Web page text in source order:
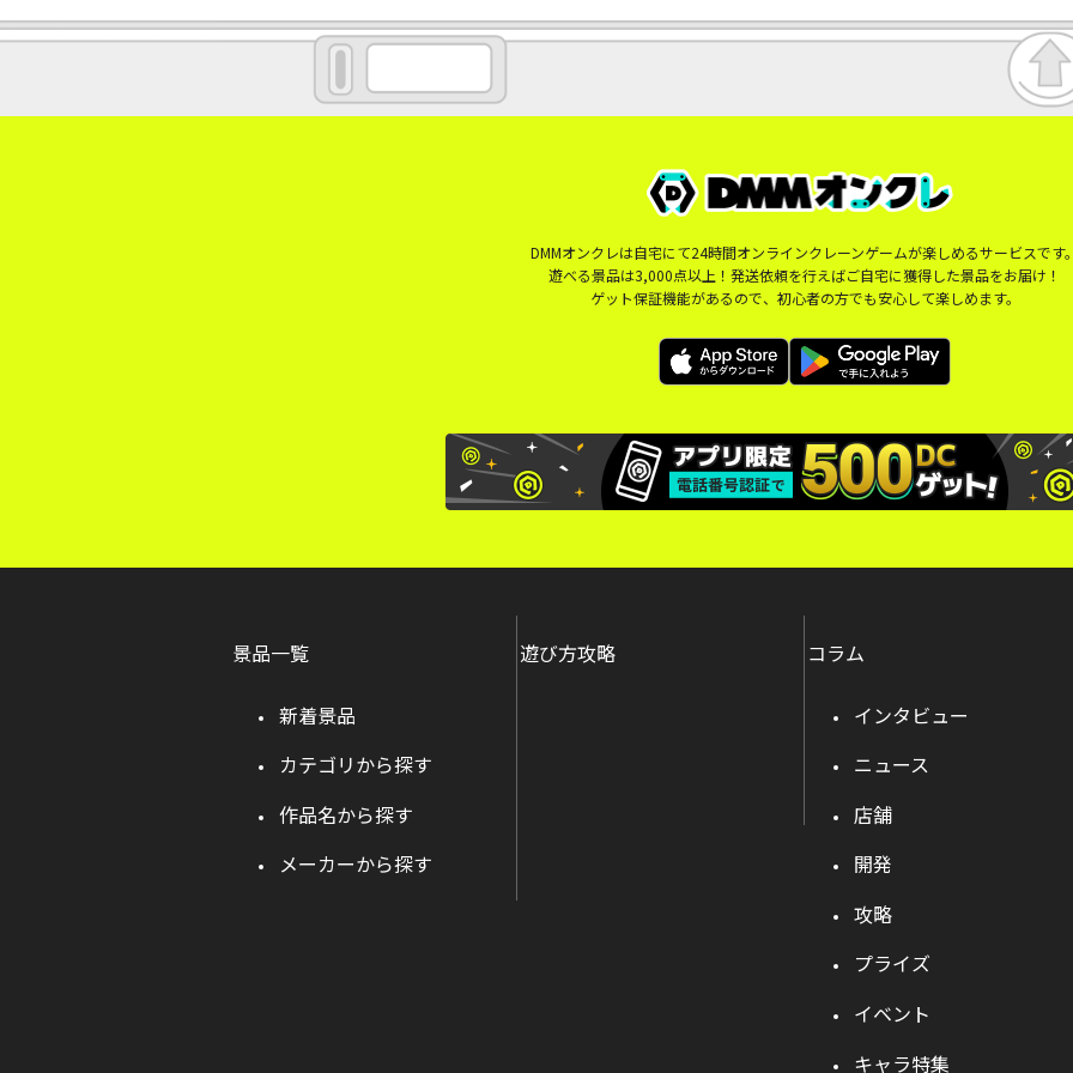
DMMオンクレは自宅にて24時間オンラインクレーンゲームが楽しめるサービスです
遊べる景品は3,000点以上！発送依頼を行えばご自宅に獲得した景品をお届け！
ゲット保証機能があるので、初心者の方でも安心して楽しめます。
景品一覧
新着景品
カテゴリから探す
作品名から探す
メーカーから探す
遊び方攻略 コラム
インタビュー
ニュース
店舗
開発
攻略
プライズ
イベント
キャラ特集